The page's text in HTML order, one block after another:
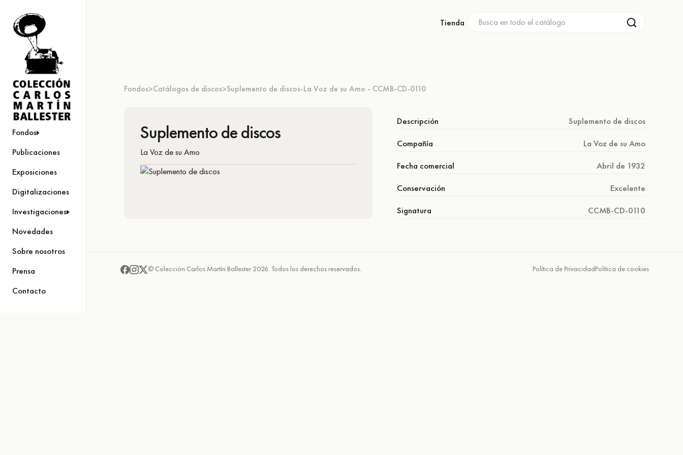
Fondos
Publicaciones
Exposiciones
Digitalizaciones
Investigaciones
Novedades
Sobre nosotros
Prensa
Contacto
Tienda
Fondos>Catálogos de discos>Suplemento de discos-La Voz de su Amo - CCMB-CD-0110
Suplemento de discos
La Voz de su Amo
Descripción
Suplemento de discos
Compañía
La Voz de su Amo
Fecha comercial
Abril de 1932
Conservación
Excelente
Signatura
CCMB-CD-0110
© Colección Carlos Martín Ballester 2026. Todos los derechos reservados. Política de PrivacidadPolítica de cookies